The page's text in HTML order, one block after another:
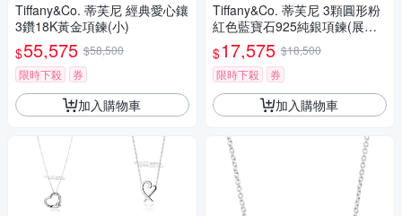
Tiffany&Co. 蒂芙尼 經典愛心鑲
3鑽18K黃金項鍊(小)
$55,575 $58,500
限時下殺
券
加入購物車
Tiffany&Co. 蒂芙尼 3顆圓形粉
紅色藍寶石925純銀項鍊(展示
品)
$17,575 $18,500
限時下殺
券
加入購物車